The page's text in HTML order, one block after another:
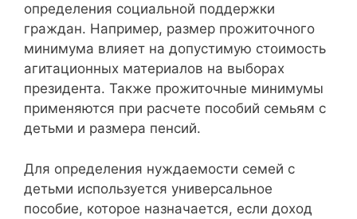
определения социальной поддержки
граждан. Например, размер прожиточного
минимума влияет на допустимую стоимость
агитационных материалов на выборах
президента. Также прожиточные минимумы
применяются при расчете пособий семьям с
детьми и размера пенсий.
Для определения нуждаемости семей с
детьми используется универсальное
пособие, которое назначается, если доход